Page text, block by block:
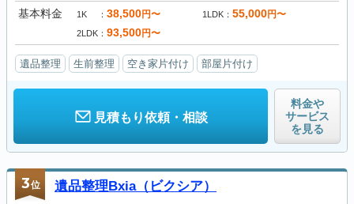
基本料金 1K 38,500円〜 1LDK 55,000円〜
2LDK 93,500円〜
遺品整理 生前整理 空き家片付け 部屋片付け
見積もり依頼・相談
料金や
サービス
を見る
3位 遺品整理Bxia（ビクシア）